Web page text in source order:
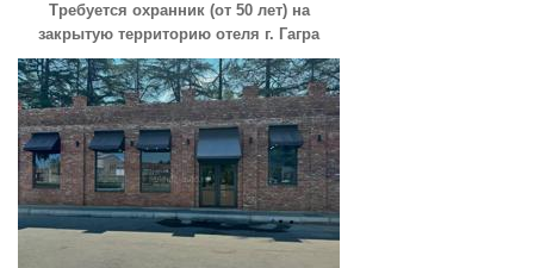
Требуется охранник (от 50 лет) на
закрытую территорию отеля г. Гагра